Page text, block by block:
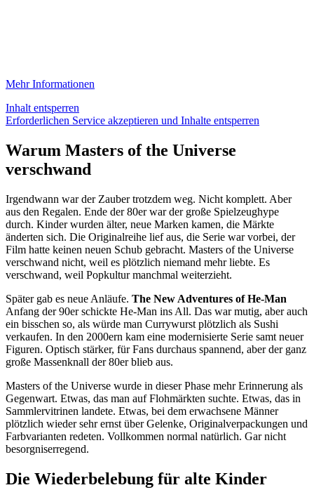
Mehr Informationen
Inhalt entsperren
Erforderlichen Service akzeptieren und Inhalte entsperren
Warum Masters of the Universe
verschwand
Irgendwann war der Zauber trotzdem weg. Nicht komplett. Aber
aus den Regalen. Ende der 80er war der große Spielzeughype
durch. Kinder wurden älter, neue Marken kamen, die Märkte
änderten sich. Die Originalreihe lief aus, die Serie war vorbei, der
Film hatte keinen neuen Schub gebracht. Masters of the Universe
verschwand nicht, weil es plötzlich niemand mehr liebte. Es
verschwand, weil Popkultur manchmal weiterzieht.
Später gab es neue Anläufe. The New Adventures of He-Man
Anfang der 90er schickte He-Man ins All. Das war mutig, aber auch
ein bisschen so, als würde man Currywurst plötzlich als Sushi
verkaufen. In den 2000ern kam eine modernisierte Serie samt neuer
Figuren. Optisch stärker, für Fans durchaus spannend, aber der ganz
große Massenknall der 80er blieb aus.
Masters of the Universe wurde in dieser Phase mehr Erinnerung als
Gegenwart. Etwas, das man auf Flohmärkten suchte. Etwas, das in
Sammlervitrinen landete. Etwas, bei dem erwachsene Männer
plötzlich wieder sehr ernst über Gelenke, Originalverpackungen und
Farbvarianten redeten. Vollkommen normal natürlich. Gar nicht
besorgniserregend.
Die Wiederbelebung für alte Kinder